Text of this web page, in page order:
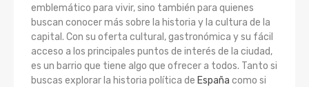
emblemático para vivir, sino también para quienes
buscan conocer más sobre la historia y la cultura de la
capital. Con su oferta cultural, gastronómica y su fácil
acceso a los principales puntos de interés de la ciudad,
es un barrio que tiene algo que ofrecer a todos. Tanto si
buscas explorar la historia política de España como si